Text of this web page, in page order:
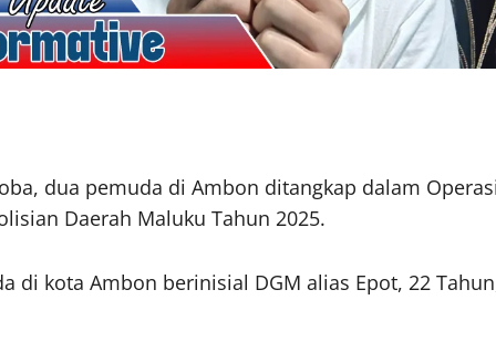
dua pemuda di Ambon ditangkap dalam
Daerah Maluku Tahun 2025.
di kota Ambon berinisial DGM alias Epot, 22